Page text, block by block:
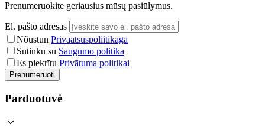
Prenumeruokite geriausius mūsų pasiūlymus.
El. pašto adresas
Nõustun Privaatsuspoliitikaga
Sutinku su Saugumo politika
Es piekrītu Privātuma politikai
Prenumeruoti
Parduotuvė